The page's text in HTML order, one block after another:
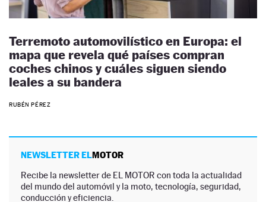
Terremoto automovilístico en Europa: el
mapa que revela qué países compran
coches chinos y cuáles siguen siendo
leales a su bandera
RUBÉN PÉREZ
NEWSLETTER ELMOTOR
Recibe la newsletter de EL MOTOR con toda la actualidad
del mundo del automóvil y la moto, tecnología, seguridad,
conducción y eficiencia.